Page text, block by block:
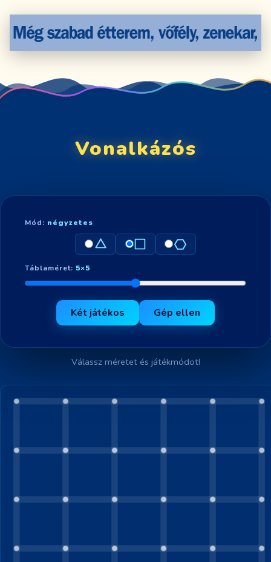
Vonalkázós
Mód: négyzetes
Táblaméret: 5×5
Két játékos Gép ellen
Válassz méretet és játékmódot!